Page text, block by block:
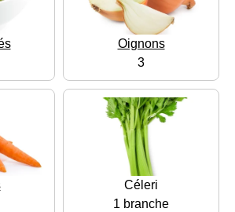
Oignons
3
Céleri
1 branche